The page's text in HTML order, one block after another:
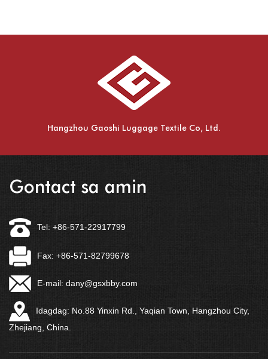
Hangzhou Gaoshi Luggage Textile Co, Ltd.
Gontact sa amin
Tel: +86-571-22917799
Fax: +86-571-82799678
E-mail: dany@gsxbby.com
Idagdag: No.88 Yinxin Rd., Yaqian Town, Hangzhou City,
Zhejiang, China.